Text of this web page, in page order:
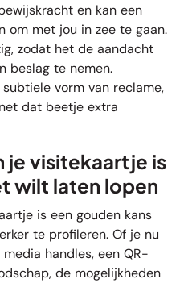
en kan een
om met jou in zee te gaan.
zodat het de aandacht
beslag te nemen.
vorm van reclame,
dat beetje extra
je visitekaartje is
wilt laten lopen
is een gouden kans
te profileren. Of je nu
handles, een QR-
de mogelijkheden